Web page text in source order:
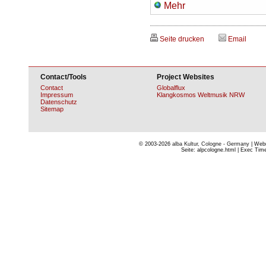
Mehr
Seite drucken Email
Contact/Tools
Contact
Impressum
Datenschutz
Sitemap
Project Websites
Globalflux
Klangkosmos Weltmusik NRW
© 2003-2026 alba Kultur, Cologne - Germany |
Seite: alpcologne.html | Exec